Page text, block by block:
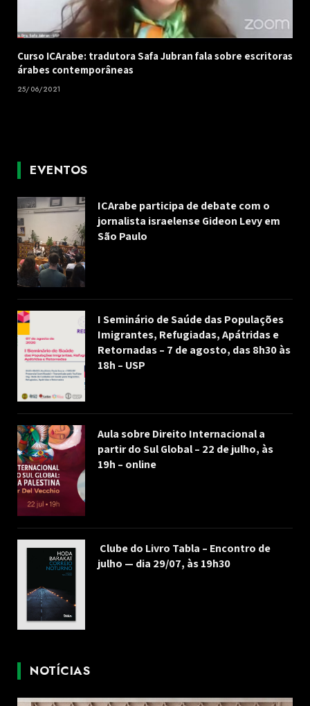
Curso ICArabe: tradutora Safa Jubran fala sobre escritoras
árabes contemporâneas
25/06/2021
EVENTOS
ICArabe participa de debate com o
jornalista israelense Gideon Levy em
São Paulo
I Seminário de Saúde das Populações
Imigrantes, Refugiadas, Apátridas e
Retornadas – 7 de agosto, das 8h30 às
18h – USP
Aula sobre Direito Internacional a
partir do Sul Global – 22 de julho, às
19h – online
Clube do Livro Tabla – Encontro de
julho — dia 29/07, às 19h30
NOTÍCIAS